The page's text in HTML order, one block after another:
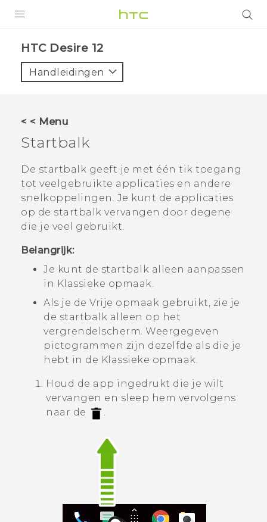
VIVE
HTC Club
SUPPORT
HTC-apparaten & -accessoires
VIVERSE
HTC Desire 12‎
Handleidingen
< < Menu
Startbalk
De startbalk geeft je met één tik toegang
tot veelgebruikte applicaties en andere
snelkoppelingen. Je kunt de applicaties
op de startbalk vervangen door degene
die je veel gebruikt.
Belangrijk:
Je kunt de startbalk alleen aanpassen
in Klassieke opmaak.
Als je de Vrije opmaak gebruikt, zie je
de startbalk alleen op het
vergrendelscherm. Weergegeven
pictogrammen zijn dezelfde als die je
hebt in de Klassieke opmaak.
Houd de app ingedrukt die je wilt
vervangen en sleep hem vervolgens
naar de
.